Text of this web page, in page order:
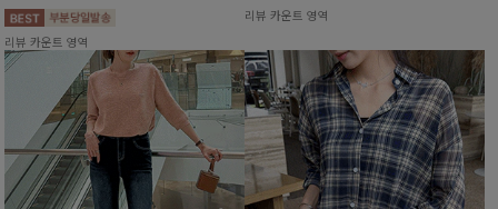
리뷰 카운트 영역
리뷰 카운트 영역